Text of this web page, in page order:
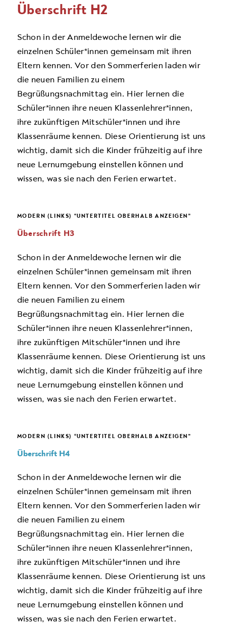
Überschrift H2
Schon in der Anmeldewoche lernen wir die
einzelnen Schüler*innen gemeinsam mit ihren
Eltern kennen. Vor den Sommerferien laden wir
die neuen Famili­en zu einem
Begrüßungsnachmittag ein. Hier ler­nen die
Schüler*innen ihre neuen Klassenlehrer*innen,
ihre zukünftigen Mitschüler*innen und ihre
Klassenräume kennen. Diese Orientierung ist uns
wich­tig, damit sich die Kinder frühzeitig auf ihre
neue Lernumgebung einstellen können und
wissen, was sie nach den Ferien erwartet.
MODERN (LINKS) “UNTERTITEL OBERHALB ANZEIGEN”
Überschrift H3
Schon in der Anmeldewoche lernen wir die
einzelnen Schüler*innen gemeinsam mit ihren
Eltern kennen. Vor den Sommerferien laden wir
die neuen Famili­en zu einem
Begrüßungsnachmittag ein. Hier ler­nen die
Schüler*innen ihre neuen Klassenlehrer*innen,
ihre zukünftigen Mitschüler*innen und ihre
Klassenräume kennen. Diese Orientierung ist uns
wich­tig, damit sich die Kinder frühzeitig auf ihre
neue Lernumgebung einstellen können und
wissen, was sie nach den Ferien erwartet.
MODERN (LINKS) “UNTERTITEL OBERHALB ANZEIGEN”
Überschrift H4
Schon in der Anmeldewoche lernen wir die
einzelnen Schüler*innen gemeinsam mit ihren
Eltern kennen. Vor den Sommerferien laden wir
die neuen Famili­en zu einem
Begrüßungsnachmittag ein. Hier ler­nen die
Schüler*innen ihre neuen Klassenlehrer*innen,
ihre zukünftigen Mitschüler*innen und ihre
Klassenräume kennen. Diese Orientierung ist uns
wich­tig, damit sich die Kinder frühzeitig auf ihre
neue Lernumgebung einstellen können und
wissen, was sie nach den Ferien erwartet.